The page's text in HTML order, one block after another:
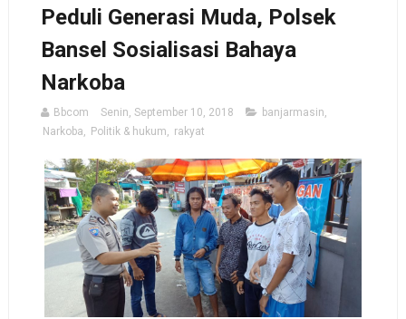
Peduli Generasi Muda, Polsek
Bansel Sosialisasi Bahaya
Narkoba
Bbcom Senin, September 10, 2018 banjarmasin,
Narkoba, Politik & hukum, rakyat